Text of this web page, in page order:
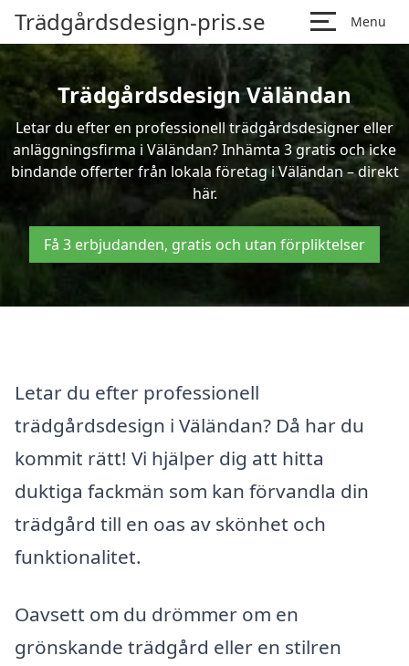
Trädgårdsdesign-pris.se Menu
Trädgårdsdesign Väländan
Letar du efter en professionell trädgårdsdesigner eller
anläggningsfirma i Väländan? Inhämta 3 gratis och icke
bindande offerter från lokala företag i Väländan – direkt
här.
Få 3 erbjudanden, gratis och utan förpliktelser
Letar du efter professionell
trädgårdsdesign i Väländan? Då har du
kommit rätt! Vi hjälper dig att hitta
duktiga fackmän som kan förvandla din
trädgård till en oas av skönhet och
funktionalitet.
Oavsett om du drömmer om en
grönskande trädgård eller en stilren